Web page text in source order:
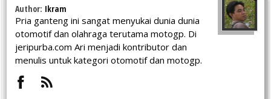
Author: Ikram
Pria ganteng ini sangat menyukai dunia dunia
otomotif dan olahraga terutama motogp. Di
jeripurba.com Ari menjadi kontributor dan
menulis untuk kategori otomotif dan motogp.